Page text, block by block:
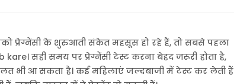
प्रेग्नेंसी के शुरुआती संकेत महसूस हो रहे हैं, तो सबसे पहला
सही समय पर प्रेग्नेंसी टेस्ट करना बेहद जरूरी होता है,
भी आ सकता है। कई महिलाएं जल्दबाजी में टेस्ट कर लेती हैं